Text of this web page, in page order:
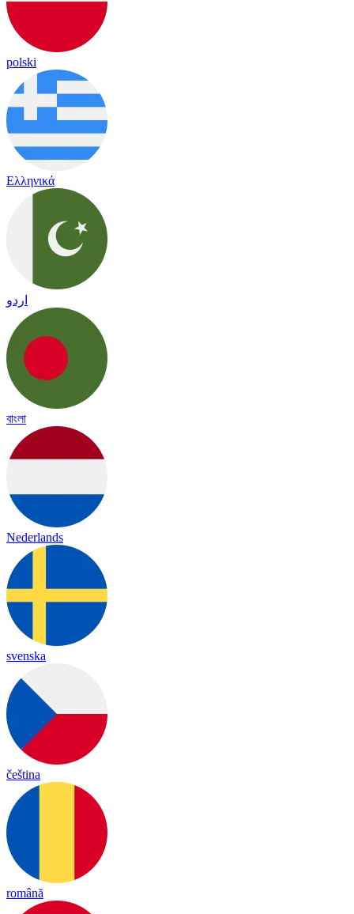
polski
Ελληνικά
اردو
বাংলা
Nederlands
svenska
čeština
română